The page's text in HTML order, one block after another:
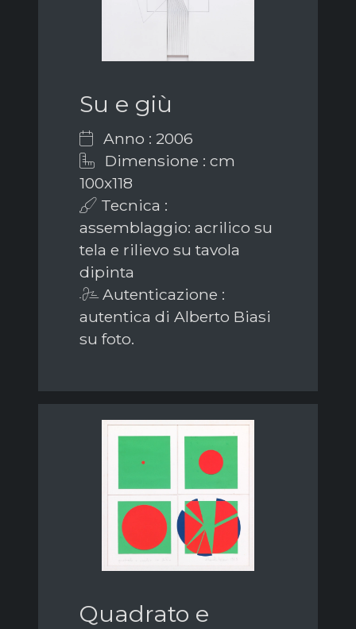
Su e giù
Anno : 2006
Dimensione : cm
100x118
Tecnica :
assemblaggio: acrilico su
tela e rilievo su tavola
dipinta
Autenticazione :
autentica di Alberto Biasi
su foto.
Quadrato e